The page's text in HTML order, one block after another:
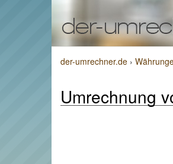
der-umrechner.de ›
Umrechnung